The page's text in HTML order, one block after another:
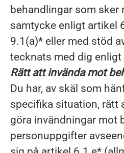
behandlingar som sker
samtycke enligt artikel
9.1(a)* eller med stöd
tecknats med dig
Rätt att invända mot
Du har, av skäl som
specifika situation, rätt
göra invändningar mot
personuppgifter